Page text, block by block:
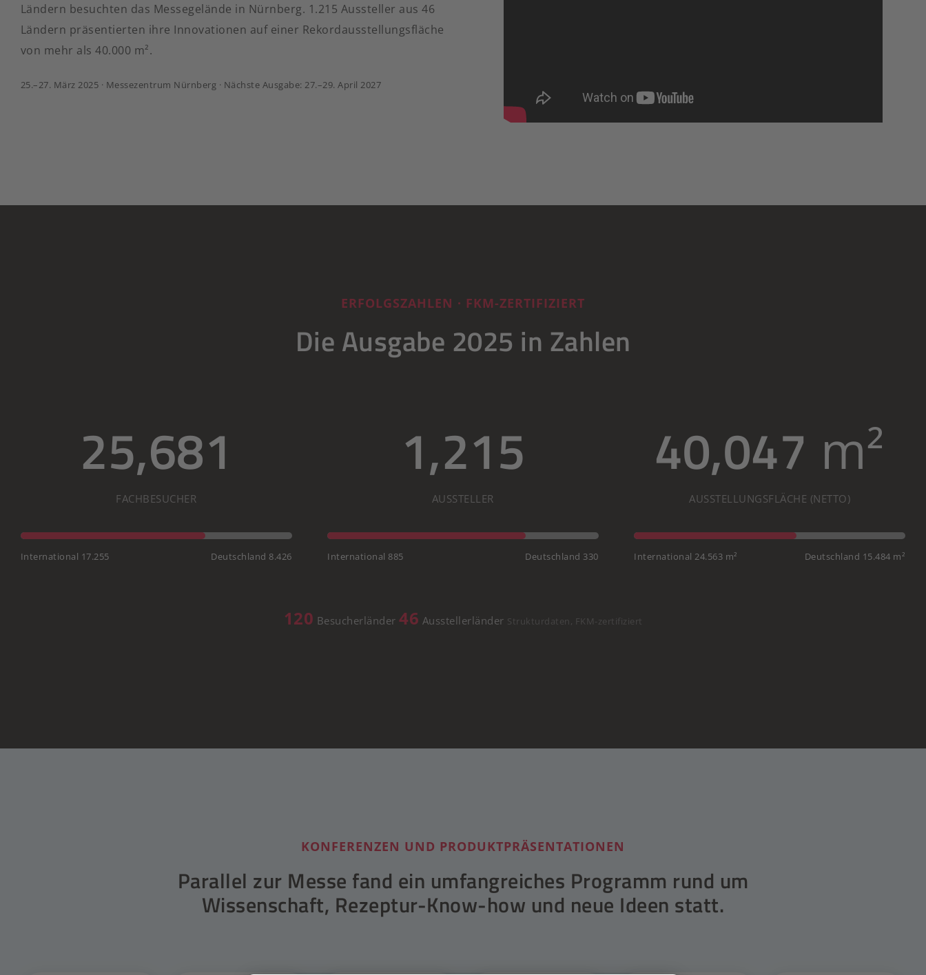
Ländern besuchten das Messegelände in Nürnberg. 1.215 Aussteller aus 46
Ländern präsentierten ihre Innovationen auf einer Rekordausstellungsfläche
von mehr als 40.000 m².
25.–27. März 2025 · Messezentrum Nürnberg · Nächste Ausgabe: 27.–29. April 2027
ERFOLGSZAHLEN · FKM-ZERTIFIZIERT
Die Ausgabe 2025 in Zahlen
25,681
FACHBESUCHER
International 17.255 Deutschland 8.426
1,215
AUSSTELLER
International 885 Deutschland 330
40,047 m²
AUSSTELLUNGSFLÄCHE (NETTO)
International 24.563 m² Deutschland 15.484 m²
120 Besucherländer 46 Ausstellerländer Strukturdaten, FKM-zertifiziert
KONFERENZEN UND PRODUKTPRÄSENTATIONEN
Parallel zur Messe fand ein umfangreiches Programm rund um
Wissenschaft, Rezeptur-Know-how und neue Ideen statt.